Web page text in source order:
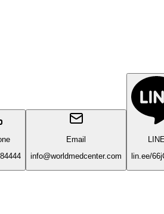
Email
info@worldmedcenter.com
lin.ee/